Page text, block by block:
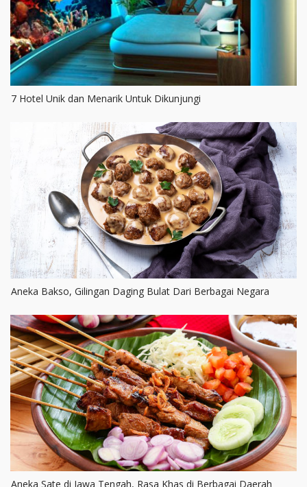
7 Hotel Unik dan Menarik Untuk Dikunjungi
Aneka Bakso, Gilingan Daging Bulat Dari Berbagai Negara
Aneka Sate di Jawa Tengah, Rasa Khas di Berbagai Daerah